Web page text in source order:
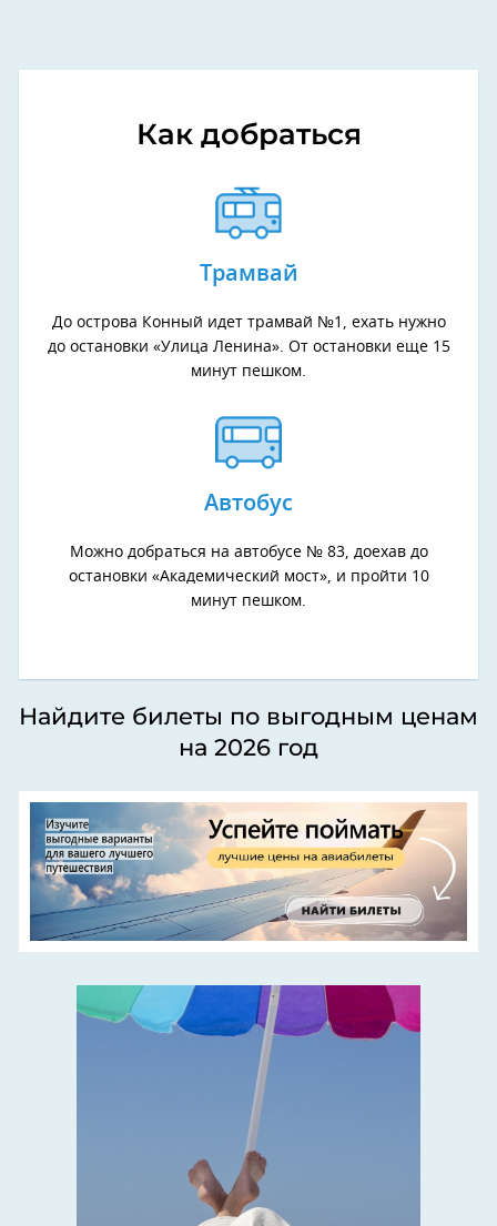
Как добраться
Трамвай
До острова Конный идет трамвай №1, ехать нужно
до остановки «Улица Ленина». От остановки еще 15
минут пешком.
Автобус
Можно добраться на автобусе № 83, доехав до
остановки «Академический мост», и пройти 10
минут пешком.
Найдите билеты по выгодным ценам
на 2026 год